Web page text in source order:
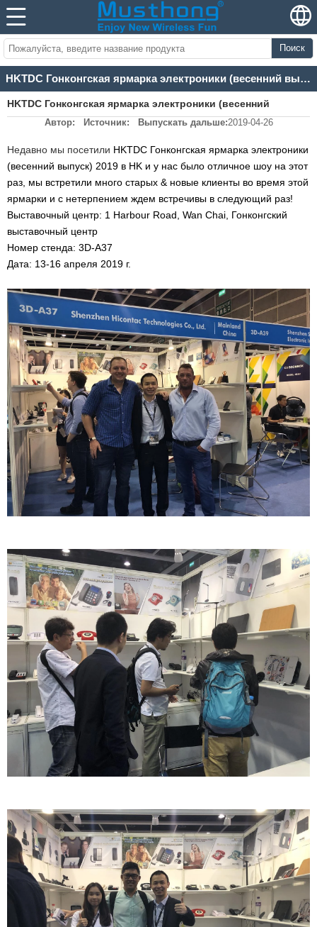
Поиск
HKTDC Гонконгская ярмарка электроники (весенний выпуск) 2019
HKTDC Гонконгская ярмарка электроники (весенний
выпуск) 2019
Автор: Источник: Выпускать дальше:2019-04-26
Недавно мы посетили HKTDC Гонконгская ярмарка электроники
(весенний выпуск) 2019 в HK и у нас было отличное шоу на этот
раз, мы встретили много старых & новые клиенты во время этой
ярмарки и с нетерпением ждем встречивы в следующий раз!
Выставочный центр: 1 Harbour Road, Wan Chai, Гонконгский
выставочный центр
Номер стенда: 3D-A37
Дата: 13-16 апреля 2019 г.